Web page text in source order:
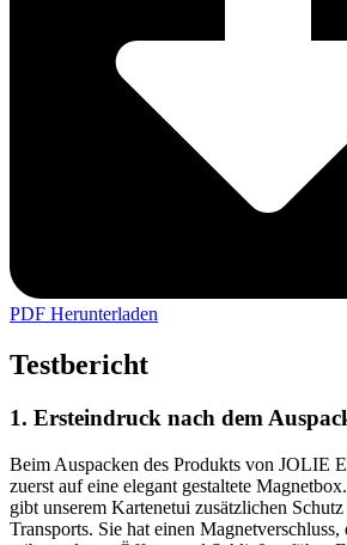
PDF Herunterladen
Testbericht
1. Ersteindruck nach dem
Beim Auspacken des Produkts von JOLIE
zuerst auf eine elegant gestaltete
gibt unserem Kartenetui zusätzlichen
Transports. Sie hat einen Magnetverschluss,